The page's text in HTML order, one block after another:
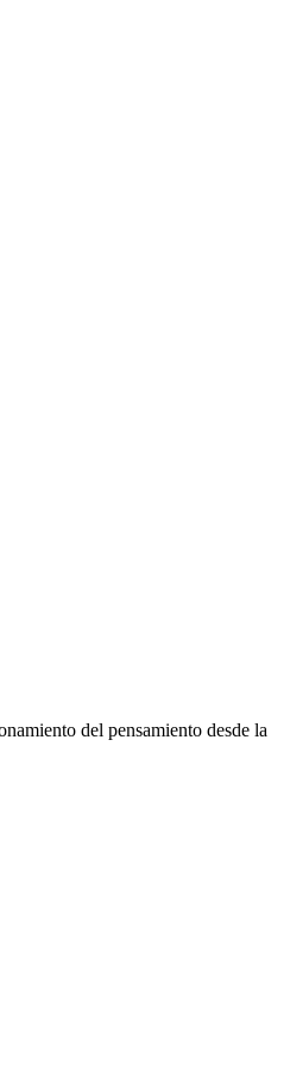
del pensamiento desde la